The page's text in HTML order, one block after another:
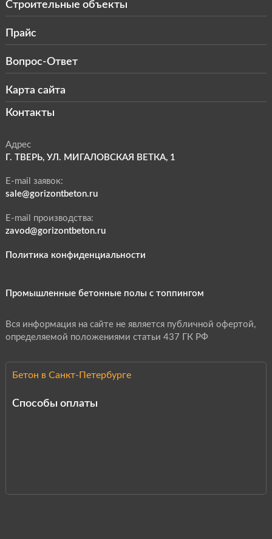
Строительные объекты
Прайс
Вопрос-Ответ
Карта сайта
Контакты
Адрес
Г. ТВЕРЬ, УЛ. МИГАЛОВСКАЯ ВЕТКА, 1
E-mail заявок:
sale@gorizontbeton.ru
E-mail производства:
zavod@gorizontbeton.ru
Политика конфиденциальности
Промышленные бетонные полы с топпингом
Вся информация на сайте не является публичной офертой,
определяемой положениями статьи 437 ГК РФ
Бетон в Санкт-Петербурге
Способы оплаты